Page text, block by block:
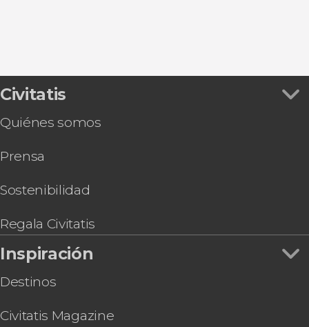
Civitatis
Quiénes somos
Prensa
Sostenibilidad
Regala Civitatis
Inspiración
Destinos
Civitatis Magazine